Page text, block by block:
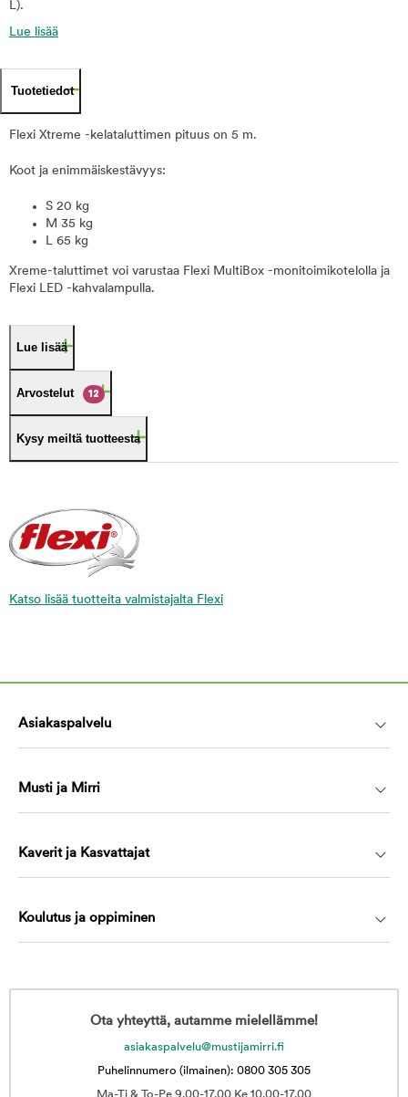
L).
Lue lisää
Tuotetiedot
Flexi Xtreme -kelataluttimen pituus on 5 m.
Koot ja enimmäiskestävyys:
S 20 kg
M 35 kg
L 65 kg
Xreme-taluttimet voi varustaa Flexi MultiBox -monitoimikotelolla ja
Flexi LED -kahvalampulla.
Lue lisää
Arvostelut 12
Kysy meiltä tuotteesta
Katso lisää tuotteita valmistajalta Flexi
Asiakaspalvelu
Musti ja Mirri
Kaverit ja Kasvattajat
Koulutus ja oppiminen
Ota yhteyttä, autamme mielellämme!
asiakaspalvelu@mustijamirri.fi
Puhelinnumero (ilmainen): 0800 305 305
Ma-Ti & To-Pe 9.00-17.00 Ke 10.00-17.00